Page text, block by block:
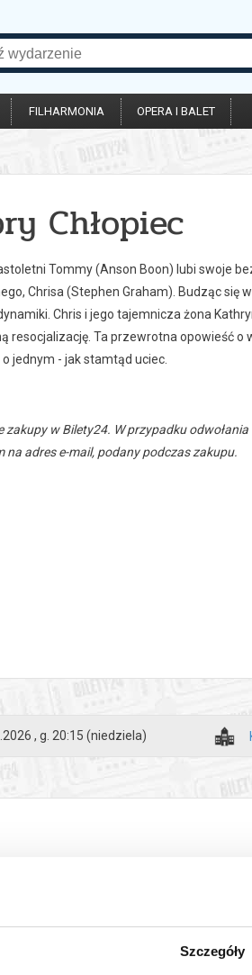
Szczegóły
FILHARMONIA OPERA I BALET
Chłopiec
Tommy (Anson Boon) lubi swoje
Chrisa (Stephen Graham). Budząc się
Chris i jego tajemnicza żona
resocjalizację. Ta przewrotna opowieść o
jednym - jak stamtąd uciec.
zakupy w Bilety24. W przypadku
na adres e-mail, podany podczas zakupu.
, g. 20:15 (niedziela)